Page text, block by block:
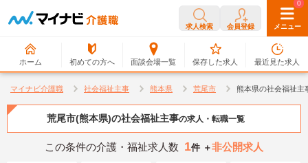
求人検索 会員登録 メニュー
ホーム 初めての方へ 面談会場一覧
0
保存した求人
0
最近見た求人
マイナビ介護職 社会福祉主事 熊本県 荒尾市 熊本県の社会福祉主
荒尾市(熊本県)の社会福祉主事の求人・転職一覧
この条件の介護・福祉求人数 1件 ＋非公開求人